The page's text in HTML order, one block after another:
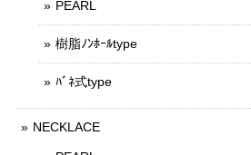
PEARL
樹脂ﾉﾝﾎｰﾙtype
ﾊﾞﾈ式type
NECKLACE